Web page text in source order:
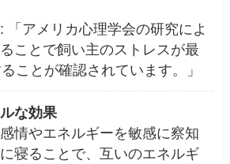
: 「アメリカ心理学会の研究によ
ことで飼い主のストレスが最
ことが確認されています。」
な効果
情やエネルギーを敏感に察知
寝ることで、互いのエネルギ